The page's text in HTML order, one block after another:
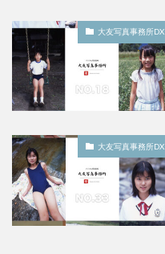
大友写真事務所DX
大友写真事務所DX